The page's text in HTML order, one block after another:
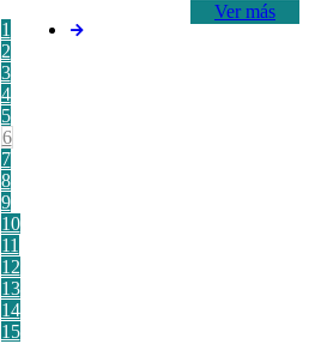
Ver más
1
2
3
4
5
6
7
8
9
10
11
12
13
14
15